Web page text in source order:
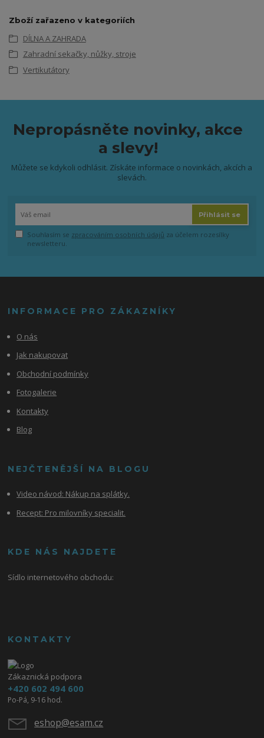
Zboží zařazeno v kategoriích
DÍLNA A ZAHRADA
Zahradní sekačky, nůžky, stroje
Vertikutátory
Nepropásněte novinky, akce
a slevy!
Můžete se kdykoli odhlásit. Získáte informace o novinkách, akcích a
slevách.
Přihlásit se
Souhlasím se zpracováním osobních údajů za účelem rozesílky
newsletteru.
INFORMACE PRO ZÁKAZNÍKY
O nás
Jak nakupovat
Obchodní podmínky
Fotogalerie
Kontakty
Blog
NEJČTENĚJŠÍ NA BLOGU
Video návod: Nákup na splátky.
Recept: Pro milovníky specialit.
KDE NÁS NAJDETE
Sídlo internetového obchodu:
KONTAKTY
Zákaznická podpora
+420 602 494 600
Po-Pá, 9-16 hod.
eshop@esam.cz